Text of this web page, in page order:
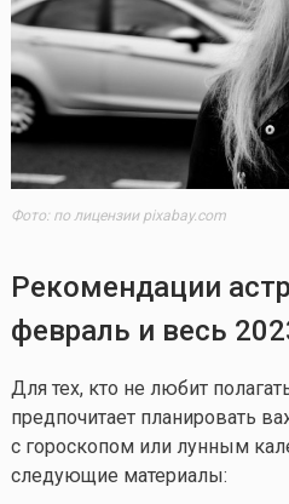
Фото: по лицензии pixabay.com
Рекомендации
февраль и весь
Для тех, кто не любит
предпочитает планировать
с гороскопом или лунным
следующие материалы: